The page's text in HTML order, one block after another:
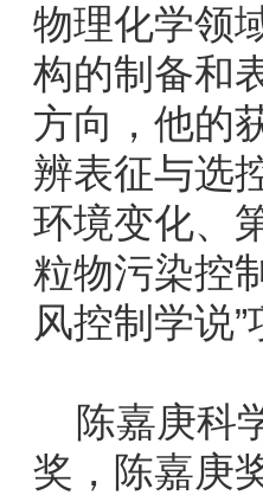
物理化学领
构的制备和
方向，他的
辨表征与选
环境变化、
粒物污染控
风控制学说
陈嘉庚科
奖，陈嘉庚